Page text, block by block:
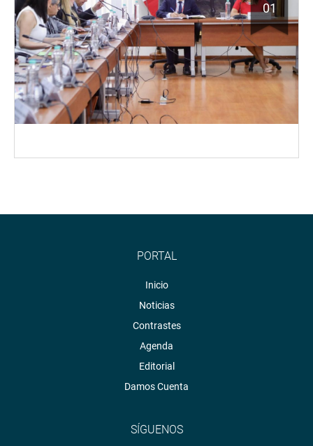
01
PORTAL
Inicio
Noticias
Contrastes
Agenda
Editorial
Damos Cuenta
SÍGUENOS